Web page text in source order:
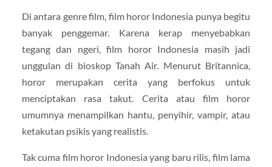
Di antara genre film, film horor Indonesia punya begitu
banyak penggemar. Karena kerap menyebabkan
tegang dan ngeri, film horor Indonesia masih jadi
unggulan di bioskop Tanah Air. Menurut Britannica,
horor merupakan cerita yang berfokus untuk
menciptakan rasa takut. Cerita atau film horor
umumnya menampilkan hantu, penyihir, vampir, atau
ketakutan psikis yang realistis.
Tak cuma film horor Indonesia yang baru rilis, film lama